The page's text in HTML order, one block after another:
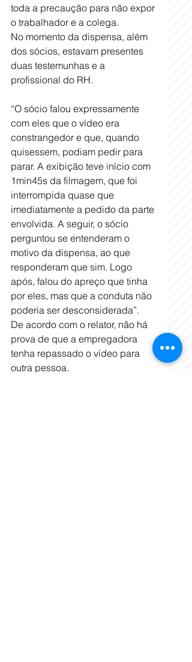
toda a precaução para não expor
o trabalhador e a colega.
No momento da dispensa, além
dos sócios, estavam presentes
duas testemunhas e a
profissional do RH.
“O sócio falou expressamente
com eles que o vídeo era
constrangedor e que, quando
quisessem, podiam pedir para
parar. A exibição teve início com
1min45s da filmagem, que foi
interrompida quase que
imediatamente a pedido da parte
envolvida. A seguir, o sócio
perguntou se entenderam o
motivo da dispensa, ao que
responderam que sim. Logo
após, falou do apreço que tinha
por eles, mas que a conduta não
poderia ser desconsiderada”.
De acordo com o relator, não há
prova de que a empregadora
tenha repassado o vídeo para
outra pessoa.